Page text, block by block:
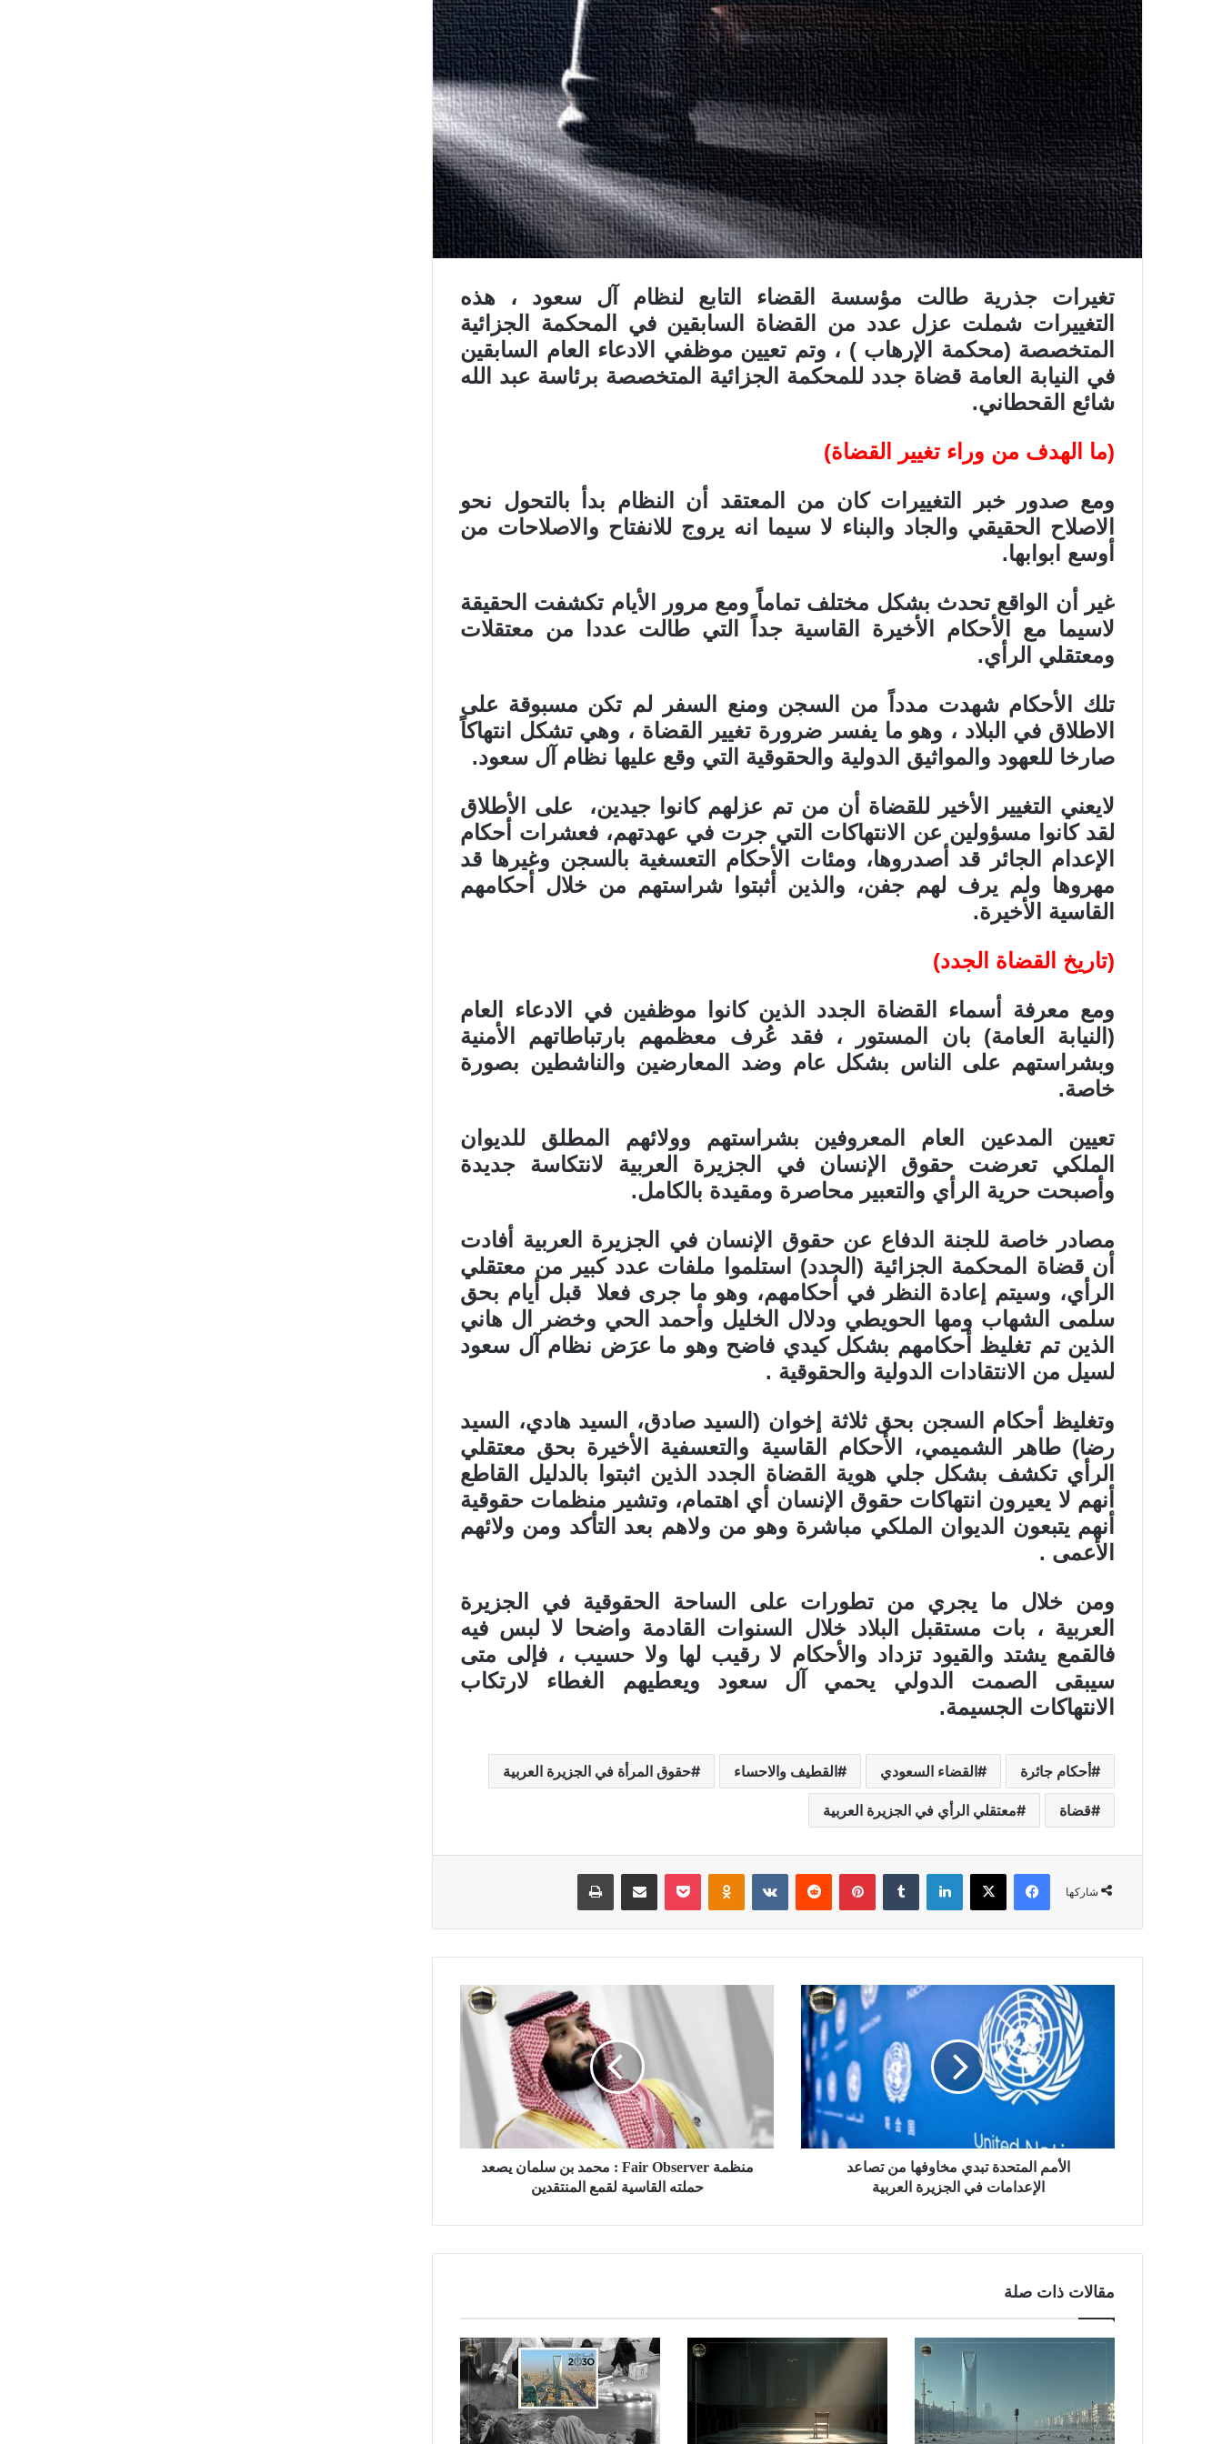
تغيرات جذرية طالت مؤسسة القضاء التابع لنظام آل سعود ، هذه
التغييرات شملت عزل عدد من القضاة السابقين في المحكمة الجزائية
المتخصصة (محكمة الإرهاب ) ، وتم تعيين موظفي الادعاء العام السابقين
في النيابة العامة قضاة جدد للمحكمة الجزائية المتخصصة برئاسة عبد الله
شائع القحطاني.
(ما الهدف من وراء تغيير القضاة)
ومع صدور خبر التغييرات كان من المعتقد أن النظام بدأ بالتحول نحو
الاصلاح الحقيقي والجاد والبناء لا سيما انه يروج للانفتاح والاصلاحات من
أوسع ابوابها.
غير أن الواقع تحدث بشكل مختلف تماماً ومع مرور الأيام تكشفت الحقيقة
لاسيما مع الأحكام الأخيرة القاسية جداً التي طالت عددا من معتقلات
ومعتقلي الرأي.
تلك الأحكام شهدت مدداً من السجن ومنع السفر لم تكن مسبوقة على
الاطلاق في البلاد ، وهو ما يفسر ضرورة تغيير القضاة ، وهي تشكل انتهاكاً
صارخا للعهود والمواثيق الدولية والحقوقية التي وقع عليها نظام آل سعود.
لايعني التغيير الأخير للقضاة أن من تم عزلهم كانوا جيدين، على الأطلاق
لقد كانوا مسؤولين عن الانتهاكات التي جرت في عهدتهم، فعشرات أحكام
الإعدام الجائر قد أصدروها، ومئات الأحكام التعسغية بالسجن وغيرها قد
مهروها ولم يرف لهم جفن، والذين أثبتوا شراستهم من خلال أحكامهم
القاسية الأخيرة.
(تاريخ القضاة الجدد)
ومع معرفة أسماء القضاة الجدد الذين كانوا موظفين في الادعاء العام
(النيابة العامة) بان المستور ، فقد عُرف معظمهم بارتباطاتهم الأمنية
وبشراستهم على الناس بشكل عام وضد المعارضين والناشطين بصورة
خاصة.
تعيين المدعين العام المعروفين بشراستهم وولائهم المطلق للديوان
الملكي تعرضت حقوق الإنسان في الجزيرة العربية لانتكاسة جديدة
وأصبحت حرية الرأي والتعبير محاصرة ومقيدة بالكامل.
مصادر خاصة للجنة الدفاع عن حقوق الإنسان في الجزيرة العربية أفادت
أن قضاة المحكمة الجزائية (الجدد) استلموا ملفات عدد كبير من معتقلي
الرأي، وسيتم إعادة النظر في أحكامهم، وهو ما جرى فعلا قبل أيام بحق
سلمى الشهاب ومها الحويطي ودلال الخليل وأحمد الحي وخضر ال هاني
الذين تم تغليظ أحكامهم بشكل كيدي فاضح وهو ما عرَض نظام آل سعود
لسيل من الانتقادات الدولية والحقوقية .
وتغليظ أحكام السجن بحق ثلاثة إخوان (السيد صادق، السيد هادي، السيد
رضا) طاهر الشميمي، الأحكام القاسية والتعسفية الأخيرة بحق معتقلي
الرأي تكشف بشكل جلي هوية القضاة الجدد الذين اثبتوا بالدليل القاطع
أنهم لا يعيرون انتهاكات حقوق الإنسان أي اهتمام، وتشير منظمات حقوقية
أنهم يتبعون الديوان الملكي مباشرة وهو من ولاهم بعد التأكد ومن ولائهم
الأعمى .
ومن خلال ما يجري من تطورات على الساحة الحقوقية في الجزيرة
العربية ، بات مستقبل البلاد خلال السنوات القادمة واضحا لا لبس فيه
فالقمع يشتد والقيود تزداد والأحكام لا رقيب لها ولا حسيب ، فإلى متى
سيبقى الصمت الدولي يحمي آل سعود ويعطيهم الغطاء لارتكاب
الانتهاكات الجسيمة.
أحكام جائرة القضاء السعودي القطيف والاحساء حقوق المرأة في الجزيرة العربية
قضاة معتقلي الرأي في الجزيرة العربية
شاركها
فيسبوك X لينكدإن بينتيريست Odnoklassniki
بوكيت مشاركة عبر البريد طباعة
الأمم المتحدة تبدي مخاوفها من تصاعد
الإعدامات في الجزيرة العربية
منظمة Fair Observer : محمد بن سلمان يصعد
حملته القاسية لقمع المنتقدين
مقالات ذات صلة